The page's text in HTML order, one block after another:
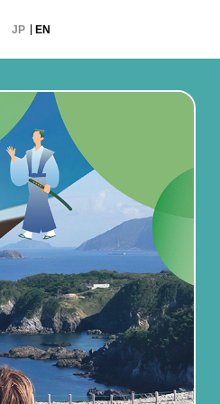
JP EN